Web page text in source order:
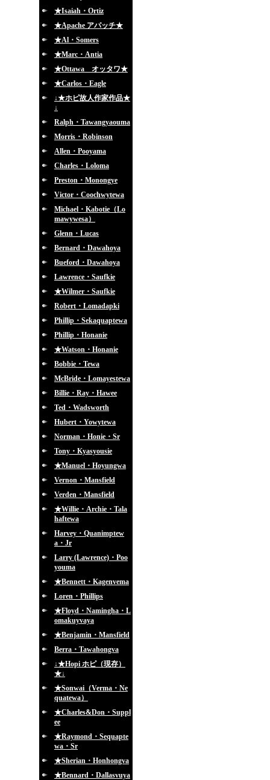
★Isaiah・Ortiz
★Apache アパッチ★
★Al・Somers
★Marc・Antia
★Ottawa オッタワ★
★Carlos・Eagle
↓★ホピ故人作家作品★
↓
Ralph・Tawangyaouma
Morris・Robinson
Allen・Pooyama
Charles・Loloma
Preston・Monongye
Victor・Coochwytewa
Michael・Kabotie（Lo
mawywesa）
Glenn・Lucas
Bernard・Dawahoya
Bueford・Dawahoya
Lawrence・Saufkie
★Wilmer・Saufkie
Robert・Lomadapki
Phillip・Sekaquaptewa
Phillip・Honanie
★Watson・Honanie
Bobbie・Tewa
McBride・Lomayestewa
Billie・Ray・Hawee
Ted・Wadsworth
Hubert・Yowytewa
Norman・Honie・Sr
Tony・Kyasyousie
★Manuel・Hoyungwa
Vernon・Mansfield
Verden・Mansfield
★Willie・Archie・Tala
haftewa
Harvey・Quanimptew
a・Jr
Larry (Lawrence)・Poo
youma
★Bennett・Kagenvema
Loren・Phillips
★Floyd・Namingha・L
omakuyvaya
★Benjamin・Mansfield
Berra・Tawahongva
↓★Hopi ホピ（現存）
★↓
★Sonwai（Verma・Ne
quatewa）
★Charles&Don・Suppl
ee
★Raymond・Sequapte
wa・Sr
★Sherian・Honhongva
★Bennard・Dallasvuya